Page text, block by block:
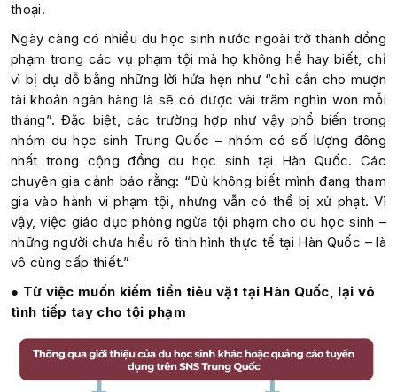
thoại.
Ngày càng có nhiều du học sinh nước ngoài trở thành đồng
phạm trong các vụ phạm tội mà họ không hề hay biết, chỉ
vì bị dụ dỗ bằng những lời hứa hẹn như “chỉ cần cho mượn
tài khoản ngân hàng là sẽ có được vài trăm nghìn won mỗi
tháng”. Đặc biệt, các trường hợp như vậy phổ biến trong
nhóm du học sinh Trung Quốc – nhóm có số lượng đông
nhất trong cộng đồng du học sinh tại Hàn Quốc. Các
chuyên gia cảnh báo rằng: “Dù không biết mình đang tham
gia vào hành vi phạm tội, nhưng vẫn có thể bị xử phạt. Vì
vậy, việc giáo dục phòng ngừa tội phạm cho du học sinh –
những người chưa hiểu rõ tình hình thực tế tại Hàn Quốc – là
vô cùng cấp thiết.”
● Từ việc muốn kiếm tiền tiêu vặt tại Hàn Quốc, lại vô
tình tiếp tay cho tội phạm